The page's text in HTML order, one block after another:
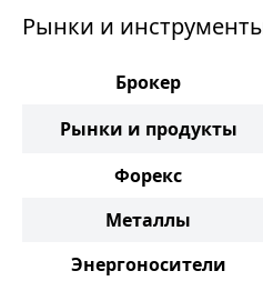
Рынки и
Брокер
Рынки и продукты
Форекс
Металлы
Энергоносители